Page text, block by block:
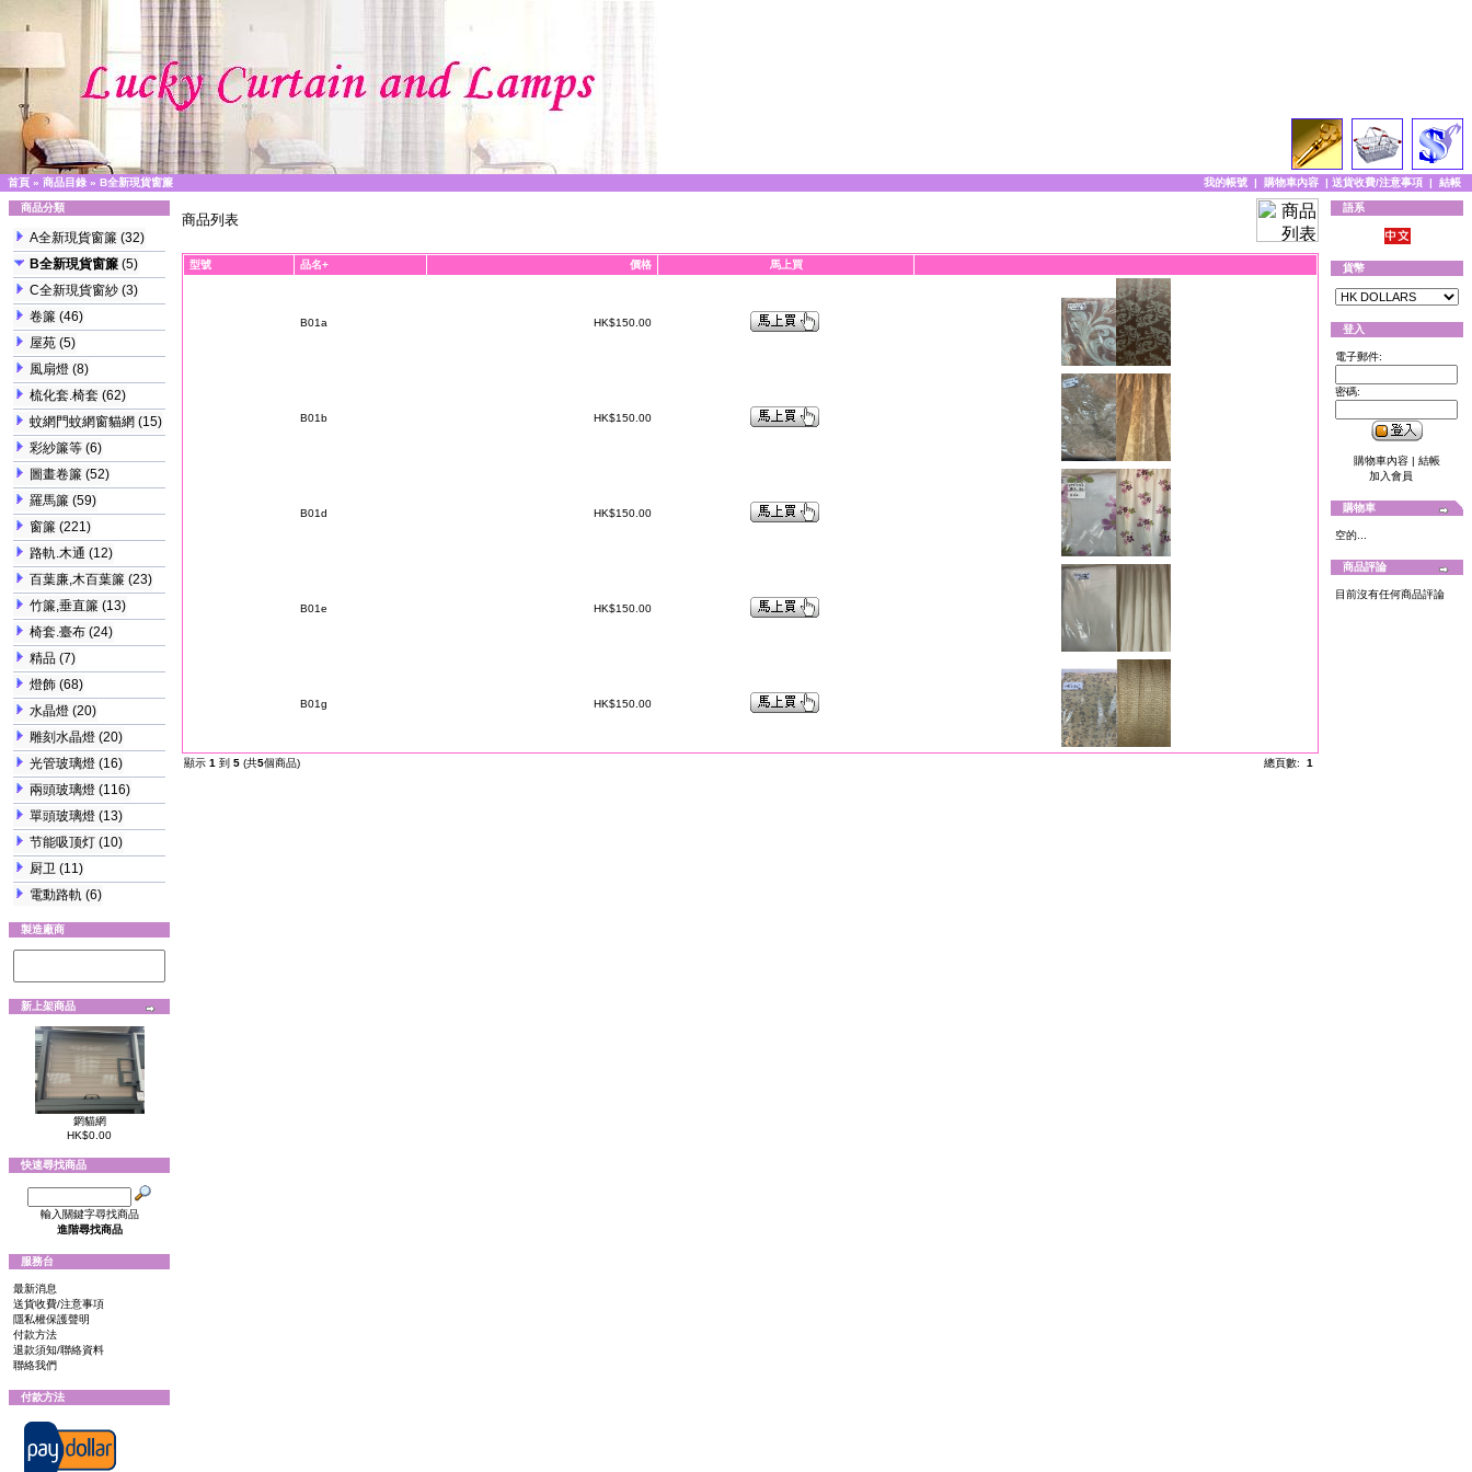
首頁 » 商品目錄 » B全新現貨窗簾 我的帳號 | 購物車內容 | 送貨收費/注意事項 | 結帳
商品分類
A全新現貨窗簾 (32)
B全新現貨窗簾 (5)
C全新現貨窗紗 (3)
卷簾 (46)
屋苑 (5)
風扇燈 (8)
梳化套.椅套 (62)
蚊網門蚊網窗貓網 (15)
彩紗簾等 (6)
圖畫卷簾 (52)
羅馬簾 (59)
窗簾 (221)
路軌.木通 (12)
百葉廉,木百葉簾 (23)
竹簾,垂直簾 (13)
椅套.臺布 (24)
精品 (7)
燈飾 (68)
水晶燈 (20)
雕刻水晶燈 (20)
光管玻璃燈 (16)
兩頭玻璃燈 (116)
單頭玻璃燈 (13)
节能吸顶灯 (10)
厨卫 (11)
電動路軌 (6)
製造廠商
新上架商品
龬貓網
HK$0.00
快速尋找商品
輸入關鍵字尋找商品
進階尋找商品
服務台
最新消息
送貨收費/注意事項
隱私權保護聲明
付款方法
退款須知/聯絡資料
聯絡我們
付款方法
商品列表
型號 品名+ 價格 馬上買
B01a HK$150.00
B01b HK$150.00
B01d HK$150.00
B01e HK$150.00
B01g HK$150.00
顯示 1 到 5 (共5個商品) 總頁數: 1
語系
貨幣
登入
電子郵件:
密碼:
購物車內容 | 結帳
加入會員
購物車
空的...
商品評論
目前沒有任何商品評論